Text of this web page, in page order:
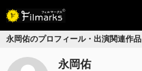
永岡佑のプロフィール・出演関連作品
永岡佑